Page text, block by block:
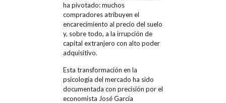
ha pivotado: muchos
compradores atribuyen el
encarecimiento al precio del suelo
y, sobre todo, a la irrupción de
capital extranjero con alto poder
adquisitivo.
Esta transformación en la
psicología del mercado ha sido
documentada con precisión por el
economista José García